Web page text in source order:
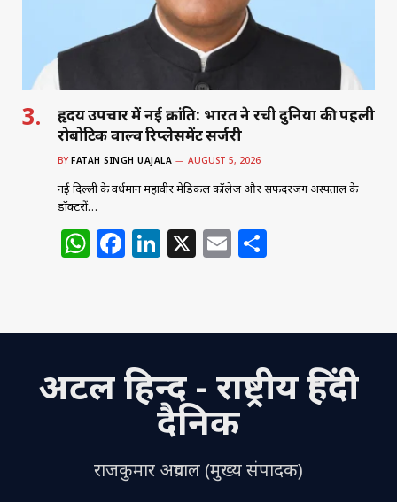
k
हृदय उपचार में नई क्रांति: भारत ने रची दुनिया की पहली
रोबोटिक वाल्व रिप्लेसमेंट सर्जरी
BY FATAH SINGH UAJALA AUGUST 5, 2026
नई दिल्ली के वर्धमान महावीर मेडिकल कॉलेज और सफदरजंग अस्पताल के
डॉक्टरों…
W
s
p
p
F
e
o
o
Li
e
n
X E
l e
अटल हिन्द - राष्ट्रीय हिंदी
दैनिक
राजकुमार अग्रवाल (मुख्य संपादक)